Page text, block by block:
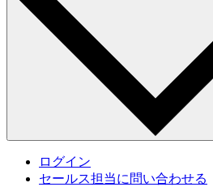
ログイン
セールス担当に問い合わせる